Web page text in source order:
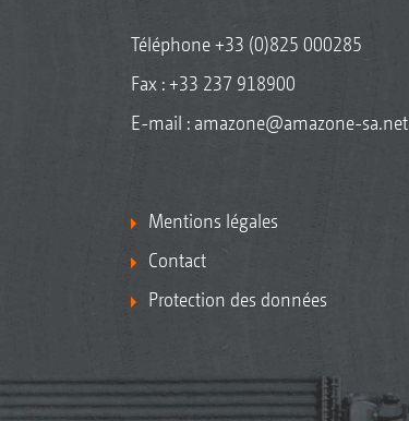
Téléphone+33 (0)825 000285
Fax : +33 237 918900
E-mail : amazone@amazone-sa.net
Mentions légales
Contact
Protection des données